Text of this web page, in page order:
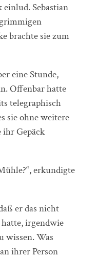
einlud. Sebastian
brachte sie zum
eine Stunde,
Offenbar hatte
telegraphisch
sie ohne weitere
Gepäck
erkundigte
er das nicht
irgendwie
wissen. Was
ihrer Person